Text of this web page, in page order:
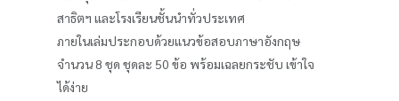
สาธิตฯ และโรงเรียนชั้นนำทั่วประเทศ
ภายในเล่มประกอบด้วยแนวข้อสอบภาษาอังกฤษ
จำนวน 8 ชุด ชุดละ 50 ข้อ พร้อมเฉลยกระชับ เข้าใจ
ได้ง่าย